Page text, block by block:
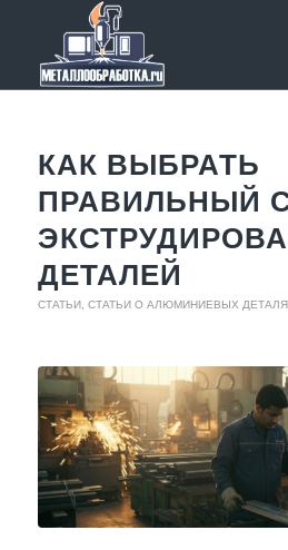
КАК ВЫБРАТЬ
ПРАВИЛЬНЫЙ
ДЕТАЛЕЙ
СТАТЬИ, СТАТЬИ О АЛЮМИНИЕВЫХ